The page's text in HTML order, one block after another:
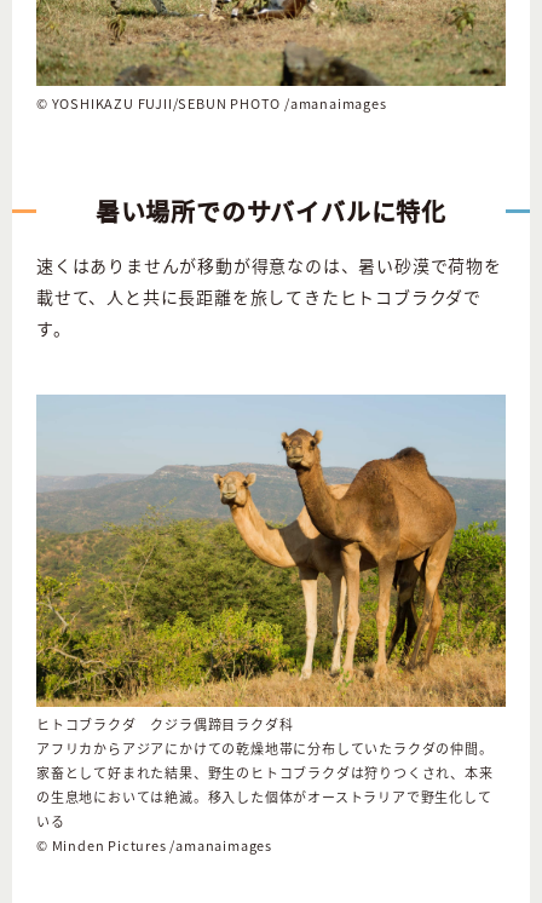
©︎ YOSHIKAZU FUJII/SEBUN PHOTO /amanaimages
暑い場所でのサバイバルに特化
速くはありませんが移動が得意なのは、暑い砂漠で荷物を
載せて、人と共に長距離を旅してきたヒトコブラクダで
す。
ヒトコブラクダ クジラ偶蹄目ラクダ科
アフリカからアジアにかけての乾燥地帯に分布していたラクダの仲間。
家畜として好まれた結果、野生のヒトコブラクダは狩りつくされ、本来
の生息地においては絶滅。移入した個体がオーストラリアで野生化して
いる
©︎ Minden Pictures /amanaimages